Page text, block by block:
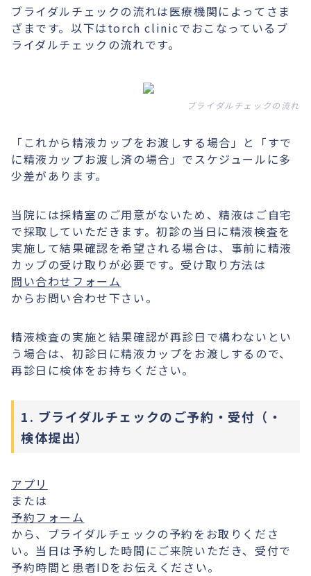
ブライダルチェックの流れは医療機関によってさま
ざまです。以下はtorch clinicでおこなっているブ
ライダルチェックの流れです。
ブライダルチェックの流れ
「これから精液カップをお渡しする場合」と「すで
に精液カップお渡し済の場合」でスケジュールに多
少差があります。
当院には採精室のご用意がないため、精液はご自宅
で採取していただきます。初診の当日に精液検査を
実施して結果確認を希望される場合は、事前に精液
カップの受け取りが必要です。受け取り方法は
問い合わせフォーム
からお問い合わせ下さい。
精液検査の実施と結果確認が再診日で構わないとい
う場合は、初診日に精液カップをお渡しするので、
再診日に検体をお持ちください。
1. ブライダルチェックのご予約・受付（・
検体提出）
アプリ
または
予約フォーム
から、ブライダルチェックの予約をお取りくださ
い。当日は予約した時間にご来院いただき、受付で
予約時間と患者IDをお伝えください。